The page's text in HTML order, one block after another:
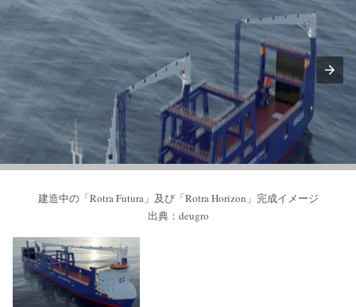
建造中の「Rotra Futura」及び「Rotra Horizon」完成イメージ
出典：deugro